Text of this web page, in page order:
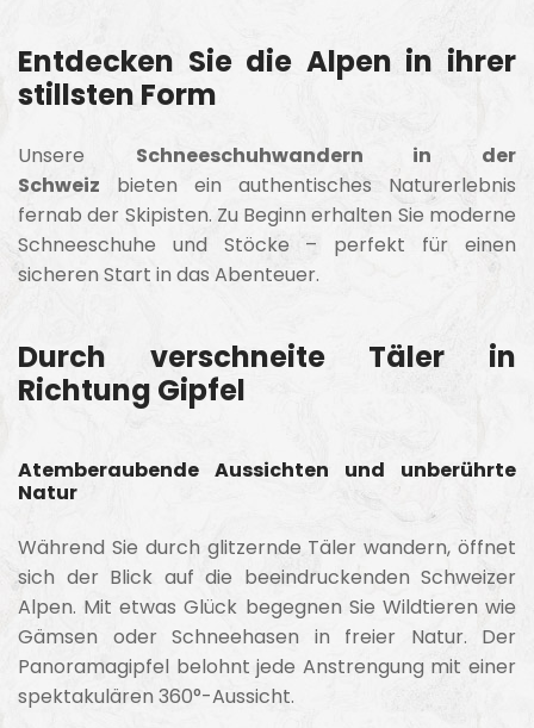
Entdecken Sie die Alpen in ihrer
stillsten Form
Unsere Schneeschuhwandern in der
Schweiz bieten ein authentisches Naturerlebnis
fernab der Skipisten. Zu Beginn erhalten Sie moderne
Schneeschuhe und Stöcke – perfekt für einen
sicheren Start in das Abenteuer.
Durch verschneite Täler in
Richtung Gipfel
Atemberaubende Aussichten und unberührte
Natur
Während Sie durch glitzernde Täler wandern, öffnet
sich der Blick auf die beeindruckenden Schweizer
Alpen. Mit etwas Glück begegnen Sie Wildtieren wie
Gämsen oder Schneehasen in freier Natur. Der
Panoramagipfel belohnt jede Anstrengung mit einer
spektakulären 360°-Aussicht.